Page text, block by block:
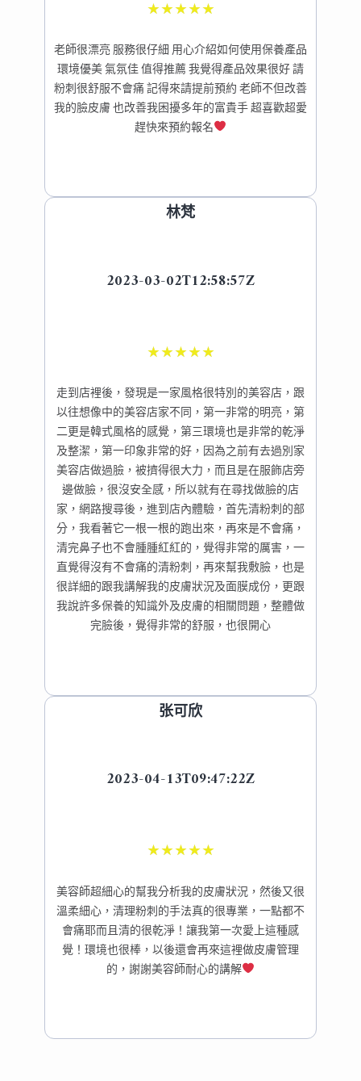
★★★★★
老師很漂亮 服務很仔細 用心介紹如何使用保養產品
環境優美 氣氛佳 值得推薦 我覺得產品效果很好 請
粉刺很舒服不會痛 記得來請提前預約 老師不但改善
我的臉皮膚 也改善我困擾多年的富貴手 超喜歡超愛
趕快來預約報名
林梵
2023-03-02T12:58:57Z
★★★★★
走到店裡後，發現是一家風格很特別的美容店，跟
以往想像中的美容店家不同，第一非常的明亮，第
二更是韓式風格的感覺，第三環境也是非常的乾淨
及整潔，第一印象非常的好，因為之前有去過別家
美容店做過臉，被擠得很大力，而且是在服飾店旁
邊做臉，很沒安全感，所以就有在尋找做臉的店
家，網路搜尋後，進到店內體驗，首先清粉刺的部
分，我看著它一根一根的跑出來，再來是不會痛，
清完鼻子也不會腫腫紅紅的，覺得非常的厲害，一
直覺得沒有不會痛的清粉刺，再來幫我敷臉，也是
很詳細的跟我講解我的皮膚狀況及面膜成份，更跟
我說許多保養的知識外及皮膚的相關問題，整體做
完臉後，覺得非常的舒服，也很開心
张可欣
2023-04-13T09:47:22Z
★★★★★
美容師超細心的幫我分析我的皮膚狀況，然後又很
溫柔細心，清理粉刺的手法真的很專業，一點都不
會痛耶而且清的很乾淨！讓我第一次愛上這種感
覺！環境也很棒，以後還會再來這裡做皮膚管理
的，謝謝美容師耐心的講解